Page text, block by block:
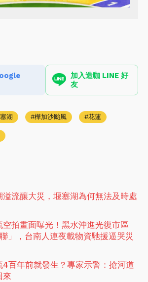
加入造咖 LINE 好
友
湖 樺加沙颱風 花蓮
流釀大災，堰塞湖為何無法及時處
拍畫面曝光！黑水沖進光復市區
聯」，台南人連夜載物資馳援逼哭災
4百年前就發生？專家示警：搶河道
來